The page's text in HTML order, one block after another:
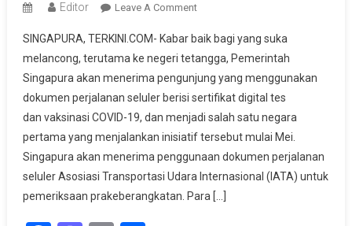
Editor Leave A CommentOn
Mei,
Singapura
Terima
Pelancong
Yang
Punya
Sertifikat
Vaksinasi
COVID
SINGAPURA, TERKINI.COM- Kabar baik bagi yang suka
melancong, terutama ke negeri tetangga, Pemerintah
Singapura akan menerima pengunjung yang menggunakan
dokumen perjalanan seluler berisi sertifikat digital tes
dan vaksinasi COVID-19, dan menjadi salah satu negara
pertama yang menjalankan inisiatif tersebut mulai Mei.
Singapura akan menerima penggunaan dokumen perjalanan
seluler Asosiasi Transportasi Udara Internasional (IATA) untuk
pemeriksaan prakeberangkatan. Para […]